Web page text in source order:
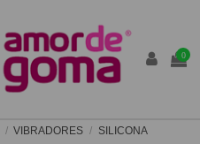
0
VIBRADORES SILICONA